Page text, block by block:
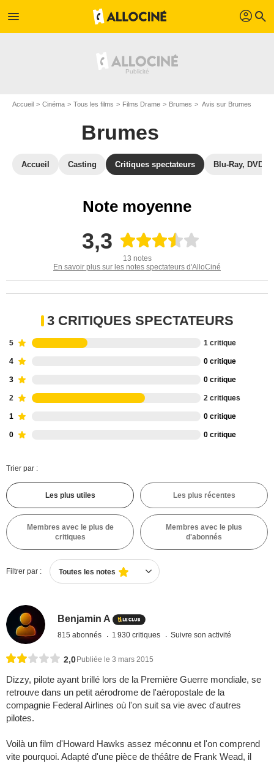
menu profil search
Accueil Cinéma Tous les films Films Drame Brumes Avis sur Brumes
Brumes
Accueil Casting Critiques spectateurs Blu-Ray, DVD
Note moyenne
3,3
13 notes
En savoir plus sur les notes spectateurs d'AlloCiné
3 CRITIQUES SPECTATEURS
5 1 critique
4 0 critique
3 0 critique
2 2 critiques
1 0 critique
0 0 critique
Trier par :
Les plus utiles Les plus récentes
Membres avec le plus de
critiques
Membres avec le plus
d'abonnés
Filtrer par : Toutes les notes
Benjamin A
815 abonnés 1 930 critiques Suivre son activité
2,0 Publiée le 3 mars 2015
Dizzy, pilote ayant brillé lors de la Première Guerre mondiale, se
retrouve dans un petit aérodrome de l'aéropostale de la
compagnie Federal Airlines où l'on suit sa vie avec d'autres
pilotes.
Voilà un film d'Howard Hawks assez méconnu et l'on comprend
vite pourquoi. Adapté d'une pièce de théâtre de Frank Wead, il